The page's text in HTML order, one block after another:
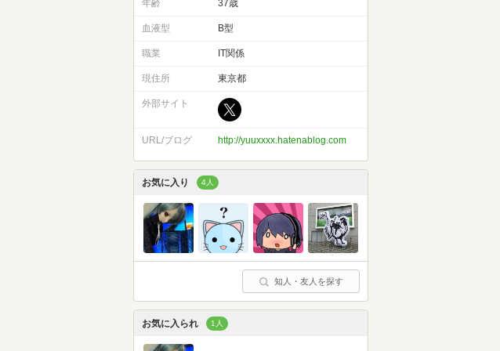
年齢 37歳
血液型 B型
職業 IT関係
現住所 東京都
外部サイト
URL/ブログ http://yuuxxxx.hatenablog.com
お気に入り 4人
知人・友人を探す
お気に入られ 1人